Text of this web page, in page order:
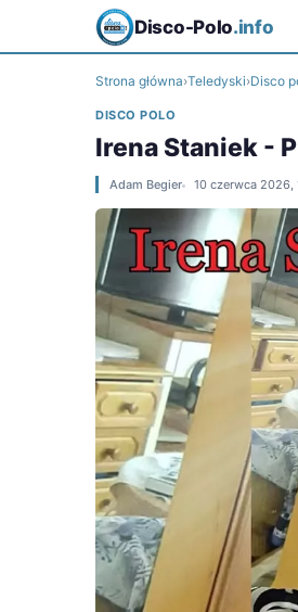
Disco-Polo.info
Strona główna›Teledyski›Disco
DISCO POLO
Irena Staniek -
Adam Begier 10 czerwca 2026,